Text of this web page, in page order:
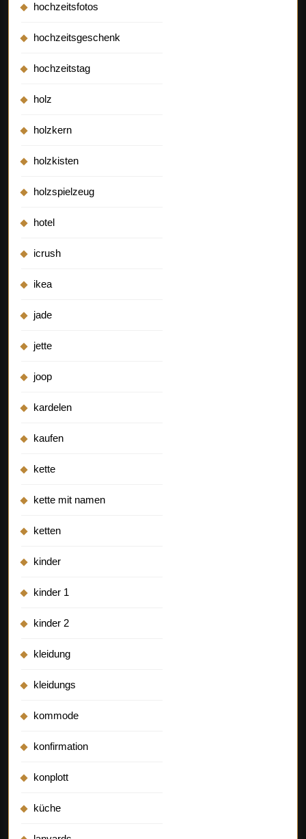
hochzeitsfotos
hochzeitsgeschenk
hochzeitstag
holz
holzkern
holzkisten
holzspielzeug
hotel
icrush
ikea
jade
jette
joop
kardelen
kaufen
kette
kette mit namen
ketten
kinder
kinder 1
kinder 2
kleidung
kleidungs
kommode
konfirmation
konplott
küche